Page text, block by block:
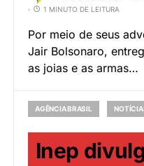
1 MINUTO DE LEITURA
Por meio de seus
Jair Bolsonaro,
as joias e as armas…
AGÊNCIA BRASIL
Inep